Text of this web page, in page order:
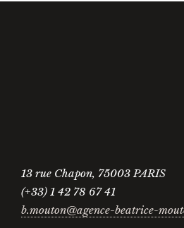
13 rue Chapon, 75003 PARIS
(+33) 1 42 78 67 41
b.mouton@agence-beatrice-